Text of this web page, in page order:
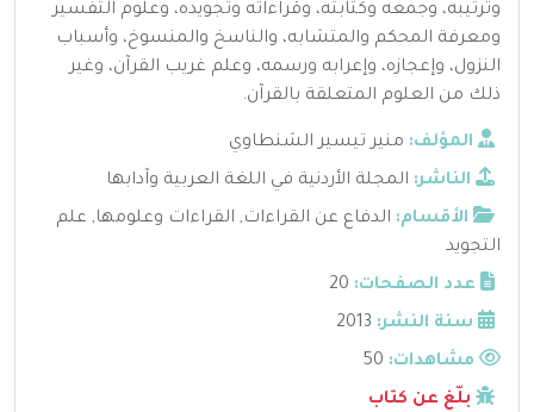
وترتيبه، وجمعه وكتابته، وقراءاته وتجويده، وعلوم التفسير
ومعرفة المحكم والمتشابه، والناسخ والمنسوخ، وأسباب
النزول، وإعجازه، وإعرابه ورسمه، وعلم غريب القرآن، وغير
ذلك من العلوم المتعلقة بالقرآن.
المؤلف: منير تيسير الشنطاوي
الناشر: المجلة الأردنية في اللغة العربية وآدابها
الأقسام: الدفاع عن القراءات, القراءات وعلومها, علم
التجويد
عدد الصفحات: 20
سنة النشر: 2013
مشاهدات:
بلّغ عن كتاب